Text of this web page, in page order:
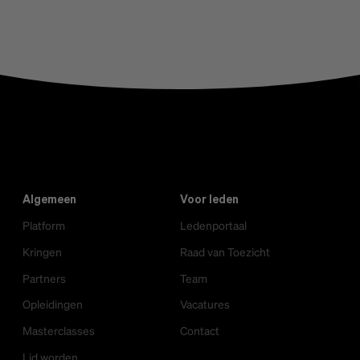
Algemeen
Platform
Kringen
Partners
Opleidingen
Masterclasses
Lid worden
Voor leden
Ledenportaal
Raad van Toezicht
Team
Vacatures
Contact